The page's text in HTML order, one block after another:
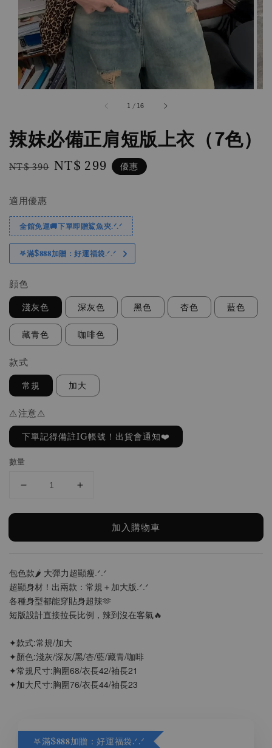
1 /16
辣妹必備正肩短版上衣（7色）
Regular
NT$ 390 Sale
NT$ 299 優惠
適用優惠
全館免運🚚下單即贈鯊魚夾.ᐟ.ᐟ
𖤐滿$𝟖𝟖𝟖加贈：好運福袋.ᐟ‪.ᐟ
顔色
淺灰色 深灰色 黑色 杏色 藍色
藏青色 咖啡色
款式
常規 加大
⚠️注意⚠️
下單記得備註IG帳號！出貨會通知❤️
數量
加入購物車
包色款🌶️ 大彈力超顯瘦.ᐟ.ᐟ
超顯身材！出兩款：常規＋加大版.ᐟ.ᐟ
各種身型都能穿貼身超辣🫶
短版設計直接拉長比例，辣到沒在客氣🔥
✦款式:常規/加大
✦顏色:淺灰/深灰/黑/杏/藍/藏青/咖啡
✦常規尺寸:胸圍68/衣長42/袖長21
✦加大尺寸:胸圍76/衣長44/袖長23
𖤐滿$𝟖𝟖𝟖加贈：好運福袋.ᐟ‪.ᐟ